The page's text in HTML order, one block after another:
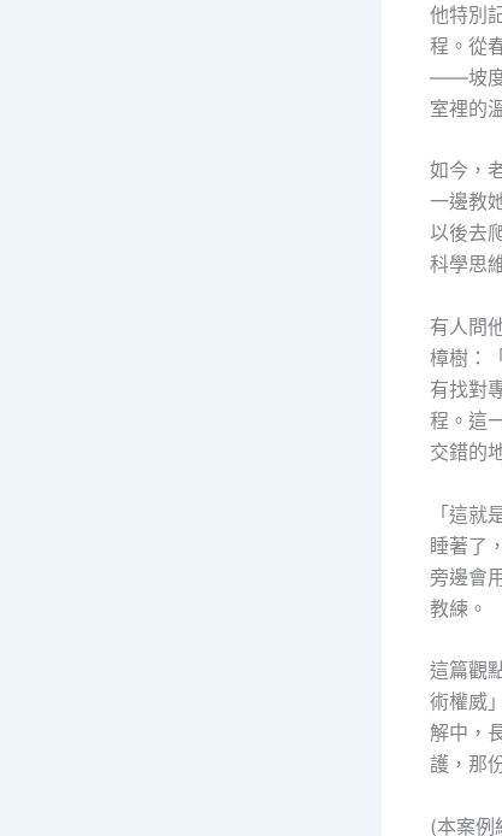
他特別
程。從
——坡度
室裡的
如今，
一邊教
以後去
科學思
有人問
樟樹：
有找對
程。這
交錯的
「這
睡著了
旁邊會
教練。
這篇觀
術權威
解中，
護，那
(本案例